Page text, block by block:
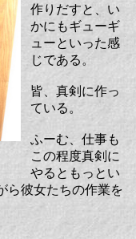
作りだすと、い
かにもギューギ
ューといった感
じである。
皆、真剣に作っ
ている。
ふーむ、仕事も
この程度真剣に
やるともっとい
ら彼女たちの作業を